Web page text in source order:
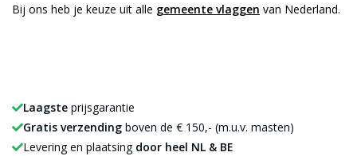
Bij ons heb je keuze uit alle gemeente vlaggen van Nederland.
Laagste prijsgarantie
Gratis verzending boven de € 150,- (m.u.v. masten)
Levering en plaatsing door heel NL & BE